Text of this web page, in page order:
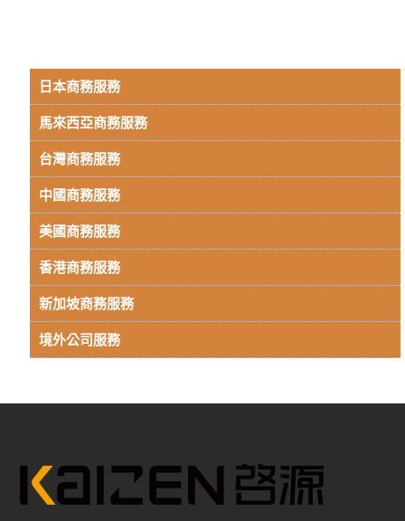
日本商務服務
馬來西亞商務服務
台灣商務服務
中國商務服務
美國商務服務
香港商務服務
新加坡商務服務
境外公司服務